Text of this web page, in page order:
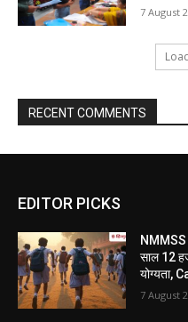
7 August
RECENT COMMENTS
EDITOR PICKS
NMMSS
साल 12
योग्यता,
7 August